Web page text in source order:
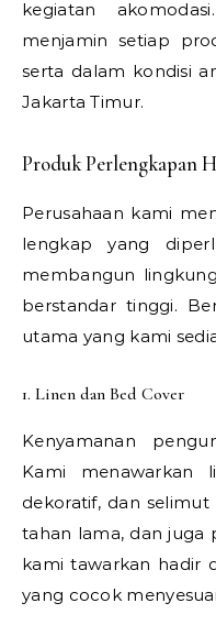
kegiatan
menjamin setiap
serta dalam kondisi
Jakarta Timur.
Produk Perlengkapan
Perusahaan kami
lengkap yang
membangun
berstandar tinggi.
utama yang kami
1. Linen dan Bed Cover
Kenyamanan
Kami menawarkan
dekoratif, dan
tahan lama, dan juga
kami tawarkan hadir
yang cocok